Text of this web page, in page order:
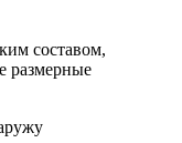
составом,
размерные